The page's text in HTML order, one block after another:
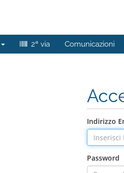
2ª via Comunicazioni
Indirizzo
Password